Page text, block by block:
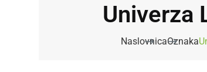
Univerza
NaslovnicaOznaka